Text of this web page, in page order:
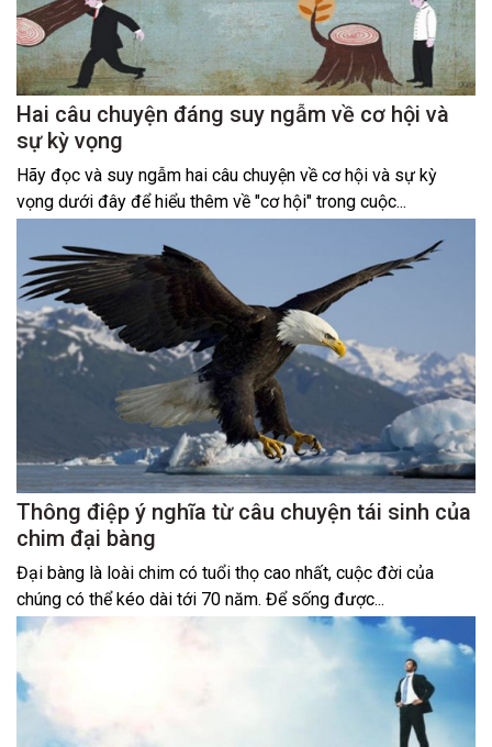
Hai câu chuyện đáng suy ngẫm về cơ hội và
sự kỳ vọng
Hãy đọc và suy ngẫm hai câu chuyện về cơ hội và sự kỳ
vọng dưới đây để hiểu thêm về "cơ hội" trong cuộc...
Thông điệp ý nghĩa từ câu chuyện tái sinh của
chim đại bàng
Đại bàng là loài chim có tuổi thọ cao nhất, cuộc đời của
chúng có thể kéo dài tới 70 năm. Để sống được...